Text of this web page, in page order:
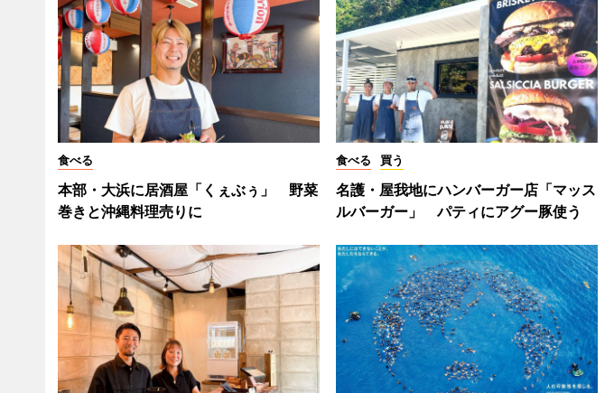
食べる
本部・大浜に居酒屋「くぇぶぅ」 野菜
巻きと沖縄料理売りに
食べる 買う
名護・屋我地にハンバーガー店「マッス
ルバーガー」 パティにアグー豚使う